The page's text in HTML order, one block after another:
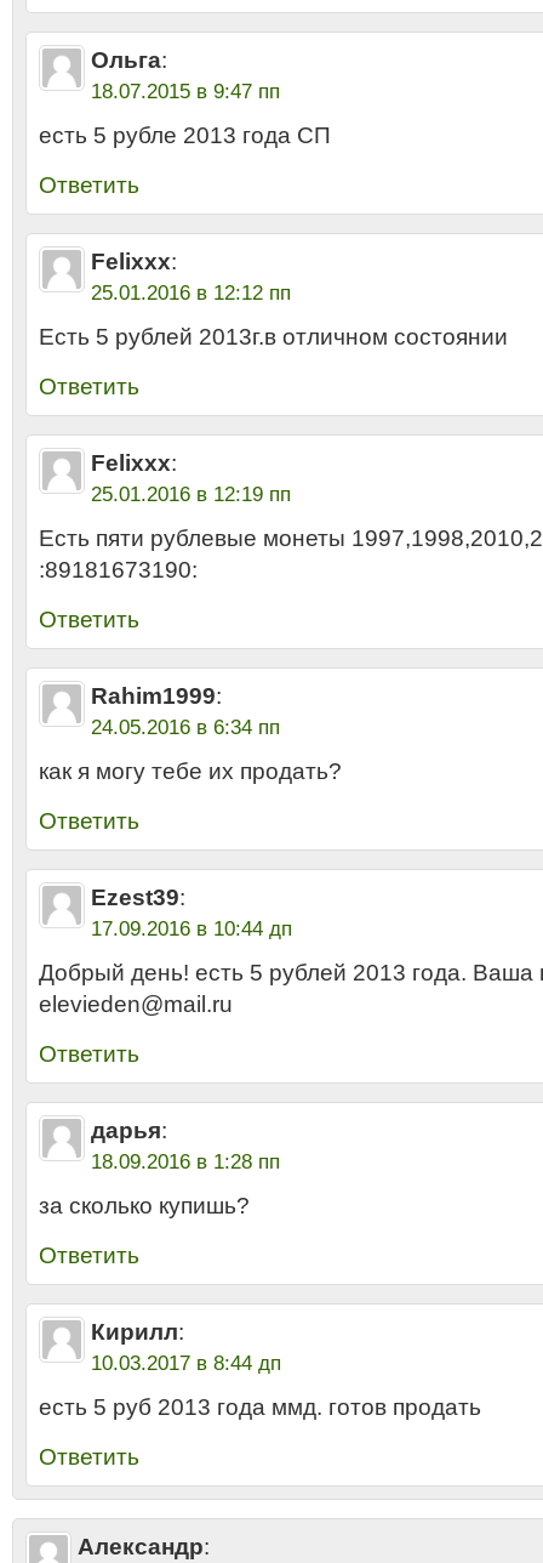
Ольга:
18.07.2015 в 9:47 пп
есть 5 рубле 2013 года СП
Ответить
Felixxx:
25.01.2016 в 12:12 пп
Есть 5 рублей 2013г.в отличном состоянии
Ответить
Felixxx:
25.01.2016 в 12:19 пп
Есть пяти рублевые монеты
:89181673190:
Ответить
Rahim1999:
24.05.2016 в 6:34 пп
как я могу тебе их продать?
Ответить
Ezest39:
17.09.2016 в 10:44 дп
Добрый день! есть 5 рублей 2013 года. Ваша
elevieden@mail.ru
Ответить
дарья:
18.09.2016 в 1:28 пп
за сколько купишь?
Ответить
Кирилл:
10.03.2017 в 8:44 дп
есть 5 руб 2013 года ммд. готов продать
Ответить
Александр: